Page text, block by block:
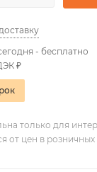
- бесплатно
₽
только для
от цен в розничных